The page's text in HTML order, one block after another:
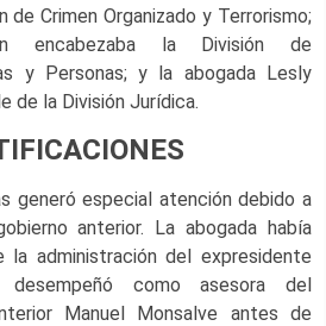
de Crimen Organizado y Terrorismo;
encabezaba la División de
y Personas; y la abogada Lesly
de la División Jurídica.
generó especial atención debido a
anterior. La abogada había
administración del expresidente
como asesora del
Manuel Monsalve antes de